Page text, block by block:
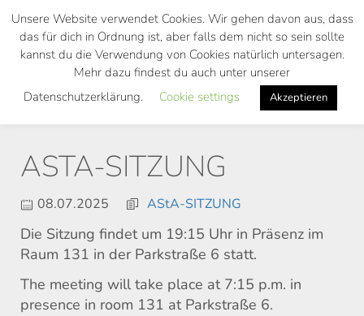
Skip
main
ASTA-SITZUNG
08.07.2025 AStA-SITZUNG
Die Sitzung findet um 19:15 Uhr in Präsenz im
Raum 131 in der Parkstraße 6 statt.
The meeting will take place at 7:15 p.m. in
presence in room 131 at Parkstraße 6.
Unsere Website verwendet Cookies. Wir gehen davon aus, dass
das für dich in Ordnung ist, aber falls dem nicht so sein sollte
kannst du die Verwendung von Cookies natürlich untersagen.
Mehr dazu findest du auch unter unserer
Datenschutzerklärung.
Cookie settings Akzeptieren